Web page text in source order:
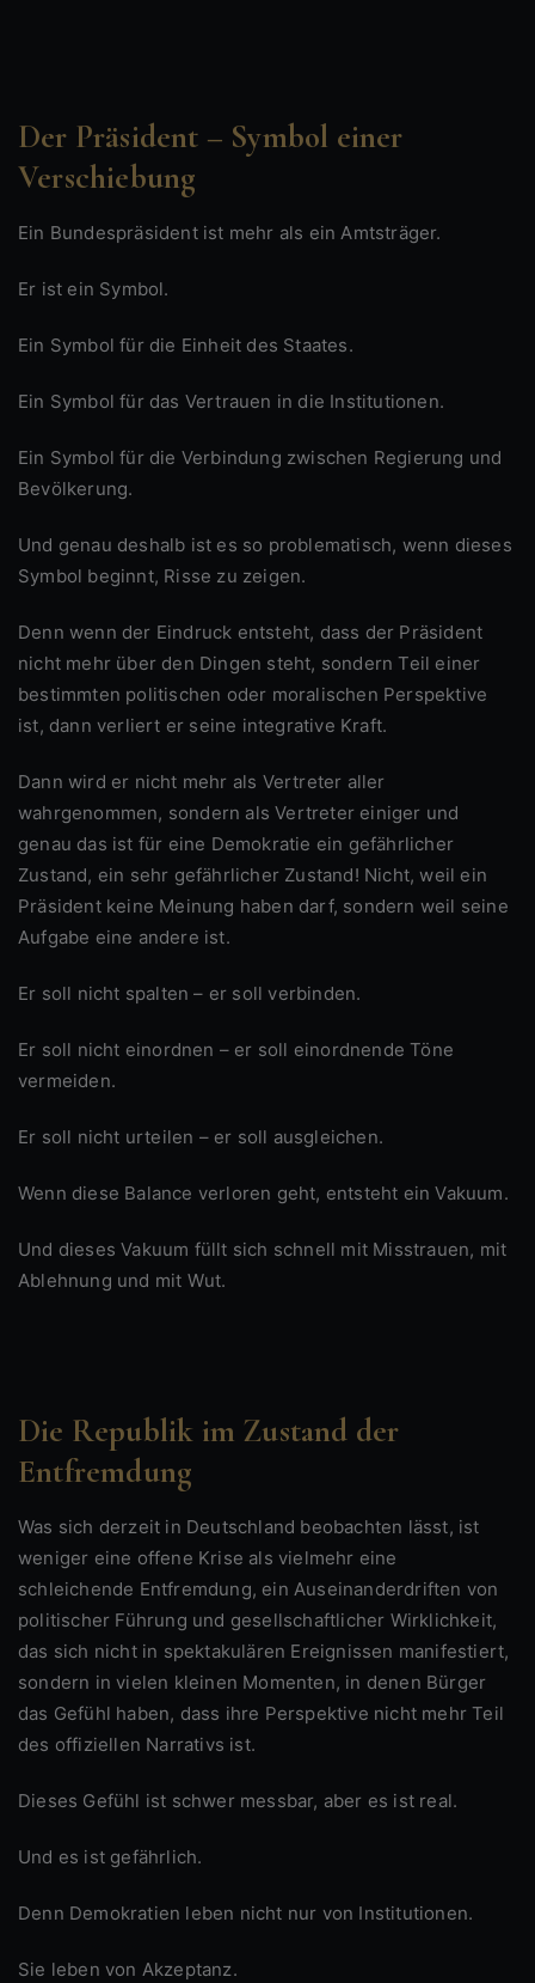
Der Präsident – Symbol einer
Verschiebung
Ein Bundespräsident ist mehr als ein Amtsträger.
Er ist ein Symbol.
Ein Symbol für die Einheit des Staates.
Ein Symbol für das Vertrauen in die Institutionen.
Ein Symbol für die Verbindung zwischen Regierung und
Bevölkerung.
Und genau deshalb ist es so problematisch, wenn dieses
Symbol beginnt, Risse zu zeigen.
Denn wenn der Eindruck entsteht, dass der Präsident
nicht mehr über den Dingen steht, sondern Teil einer
bestimmten politischen oder moralischen Perspektive
ist, dann verliert er seine integrative Kraft.
Dann wird er nicht mehr als Vertreter aller
wahrgenommen, sondern als Vertreter einiger und
genau das ist für eine Demokratie ein gefährlicher
Zustand, ein sehr gefährlicher Zustand! Nicht, weil ein
Präsident keine Meinung haben darf, sondern weil seine
Aufgabe eine andere ist.
Er soll nicht spalten – er soll verbinden.
Er soll nicht einordnen – er soll einordnende Töne
vermeiden.
Er soll nicht urteilen – er soll ausgleichen.
Wenn diese Balance verloren geht, entsteht ein Vakuum.
Und dieses Vakuum füllt sich schnell mit Misstrauen, mit
Ablehnung und mit Wut.
Die Republik im Zustand der
Entfremdung
Was sich derzeit in Deutschland beobachten lässt, ist
weniger eine offene Krise als vielmehr eine
schleichende Entfremdung, ein Auseinanderdriften von
politischer Führung und gesellschaftlicher Wirklichkeit,
das sich nicht in spektakulären Ereignissen manifestiert,
sondern in vielen kleinen Momenten, in denen Bürger
das Gefühl haben, dass ihre Perspektive nicht mehr Teil
des offiziellen Narrativs ist.
Dieses Gefühl ist schwer messbar, aber es ist real.
Und es ist gefährlich.
Denn Demokratien leben nicht nur von Institutionen.
Sie leben von Akzeptanz.